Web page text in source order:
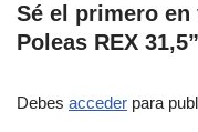
Sé el primero en
Poleas REX
Debes acceder para